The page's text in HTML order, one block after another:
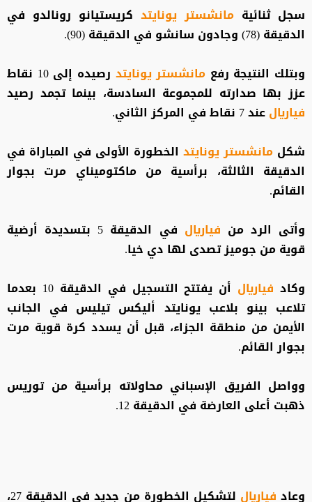
سجل ثنائية مانشستر يونايتد كريستيانو رونالدو في
الدقيقة (78) وجادون سانشو في الدقيقة (90).
وبتلك النتيجة رفع مانشستر يونايتد
رصيده إلى 10 نقاط
عزز بها صدارته للمجموعة السادسة، بينما تجمد رصيد
فياريالعند 7 نقاط في المركز الثاني.
شكل مانشستر يونايتد الخطورة الأولى في المباراة في
الدقيقة الثالثة، برأسية من ماكتوميناي مرت بجوار
القائم.
وأتى الرد من فياريال
في الدقيقة 5 بتسديدة أرضية
قوية من جوميز تصدى لها دي خيا.
وكاد فياريال
أن يفتتح التسجيل في الدقيقة 10 بعدما
تلاعب بينو بلاعب يونايتد أليكس تيليس في الجانب
الأيمن من منطقة الجزاء، قبل أن يسدد كرة قوية مرت
بجوار القائم.
وواصل الفريق الإسباني محاولاته برأسية من توريس
ذهبت أعلى العارضة في الدقيقة 12.
وعاد فياريال
لتشكيل الخطورة من جديد في الدقيقة 27،